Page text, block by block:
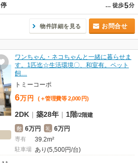
… 徒歩5分
物件詳細を見る お問合せ
ワンちゃん・ネコちゃんと一緒に暮らせま
す。1匹迄☆生活環境〇、和室有。ペット
飼…
トミーコーポ
6万 円 (＋管理費等 2,000 円)
2DK | 築28年 | 1階/2階建
敷 6万円 礼 6万円
専有 39.2m²
駐車場 あり(5,500円/台)